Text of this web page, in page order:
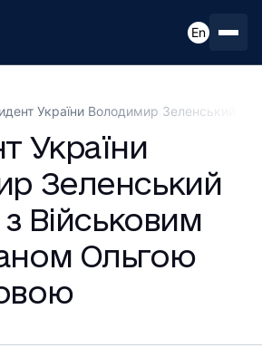
En
України Володимир Зеленський
України
Зеленський
з Військовим
Ольгою